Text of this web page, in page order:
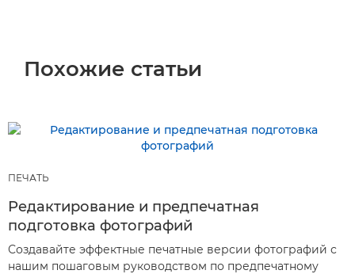
Похожие статьи
ПЕЧАТЬ
Редактирование и предпечатная
подготовка фотографий
Создавайте эффектные печатные версии фотографий с
нашим пошаговым руководством по предпечатному